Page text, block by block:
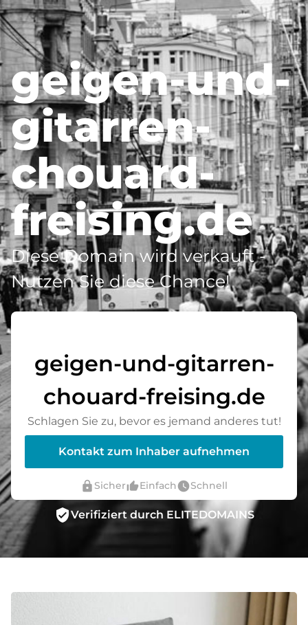
geigen-und-
gitarren-
chouard-
freising.de
Diese Domain wird verkauft -
Nutzen Sie diese Chance!
geigen-und-gitarren-
chouard-freising.de
Schlagen Sie zu, bevor es jemand anderes tut!
Kontakt zum Inhaber aufnehmen
lock Sicherthumb_up_altEinfachwatch_laterSchnell
verified_userVerifiziert durch ELITEDOMAINS